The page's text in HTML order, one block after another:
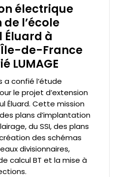
électrique
de l’école
Éluard à
de-France
LUMAGE
a confié l’étude
le projet d’extension
Éluard. Cette mission
plans d’implantation
du SSI, des plans
des schémas
divisionnaires,
calcul BT et la mise à